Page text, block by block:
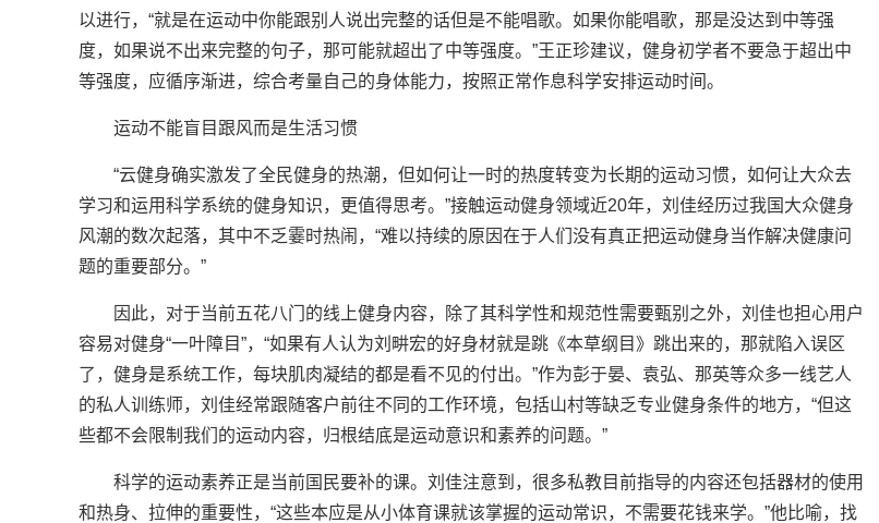
以进行，“就是在运动中你能跟别人说出完整的话但是不能唱歌。如果你能唱歌，那是没达到中等强
度，如果说不出来完整的句子，那可能就超出了中等强度。”王正珍建议，健身初学者不要急于超出中
等强度，应循序渐进，综合考量自己的身体能力，按照正常作息科学安排运动时间。
运动不能盲目跟风而是生活习惯
“云健身确实激发了全民健身的热潮，但如何让一时的热度转变为长期的运动习惯，如何让大众去
学习和运用科学系统的健身知识，更值得思考。”接触运动健身领域近20年，刘佳经历过我国大众健身
风潮的数次起落，其中不乏霎时热闹，“难以持续的原因在于人们没有真正把运动健身当作解决健康问
题的重要部分。”
因此，对于当前五花八门的线上健身内容，除了其科学性和规范性需要甄别之外，刘佳也担心用户
容易对健身“一叶障目”，“如果有人认为刘畊宏的好身材就是跳《本草纲目》跳出来的，那就陷入误区
了，健身是系统工作，每块肌肉凝结的都是看不见的付出。”作为彭于晏、袁弘、那英等众多一线艺人
的私人训练师，刘佳经常跟随客户前往不同的工作环境，包括山村等缺乏专业健身条件的地方，“但这
些都不会限制我们的运动内容，归根结底是运动意识和素养的问题。”
科学的运动素养正是当前国民要补的课。刘佳注意到，很多私教目前指导的内容还包括器材的使用
和热身、拉伸的重要性，“这些本应是从小体育课就该掌握的运动常识，不需要花钱来学。”他比喻，找